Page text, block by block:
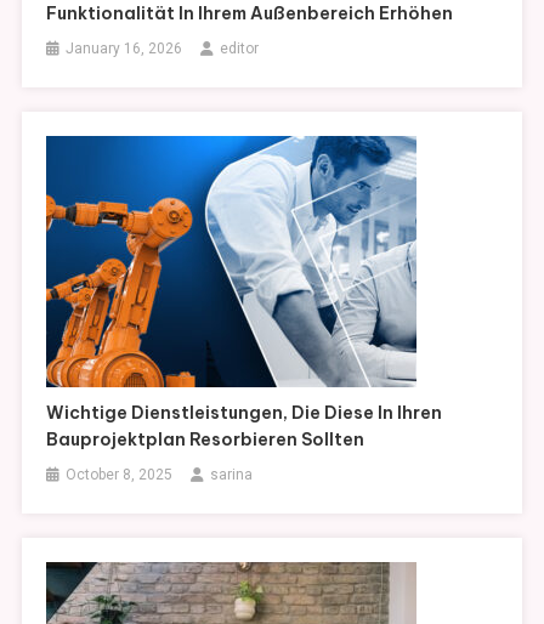
Funktionalität In Ihrem Außenbereich Erhöhen
January 16, 2026 editor
Wichtige Dienstleistungen, Die Diese In Ihren
Bauprojektplan Resorbieren Sollten
October 8, 2025 sarina